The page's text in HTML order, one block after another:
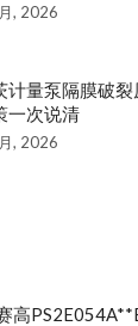
, 2026
计量泵隔膜破
一次说清
, 2026